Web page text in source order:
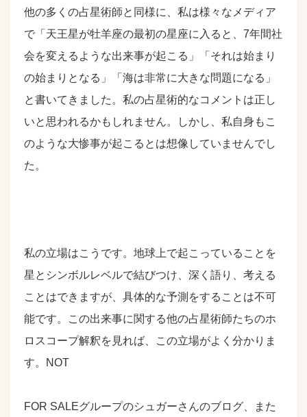
他の多くの占星術師と同様に、私は様々なメディア
で「天王星が牡羊座の最初の星座に入ると、7年間社
会を変えるような出来事が起こる」「それは始まり
の始まりとなる」「海は非常に大きな問題になる」
と書いてきました。私の占星術的なコメントは正し
いと思われるかもしれません。しかし、私自身もこ
のような大惨事が起こるとは想像していませんでし
た。
私の立場はこうです。地球上で起こっていることを
星とシンボルレベルで結びつけ、深く語り、考える
ことはできますが、具体的な予測をすることは不可
能です。この出来事に関する他の占星術師たちのホ
ロスコープ解釈を見れば、この立場がよく分かりま
す。NOT
FOR SALEグループのシュガーさんのブログ、また